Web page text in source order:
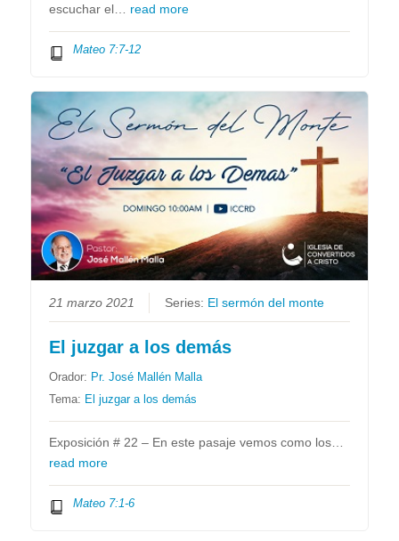
escuchar el… read more
Mateo 7:7-12
21 marzo 2021 Series: El sermón del monte
El juzgar a los demás
Orador: Pr. José Mallén Malla
Tema: El juzgar a los demás
Exposición # 22 – En este pasaje vemos como los…
read more
Mateo 7:1-6